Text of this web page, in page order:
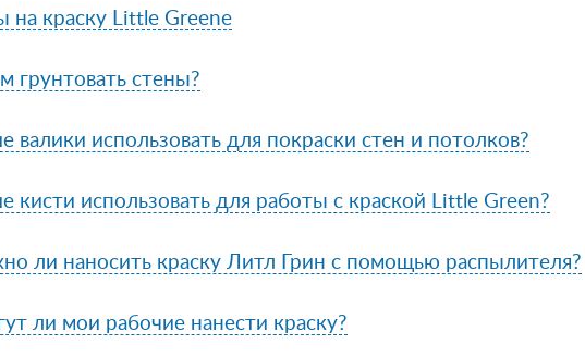
на краску Little Greene
грунтовать стены?
валики использовать для покраски стен и потолков?
кисти использовать для работы с краской Little Green?
ли наносить краску Литл Грин с помощью распылителя?
ли мои рабочие нанести краску?